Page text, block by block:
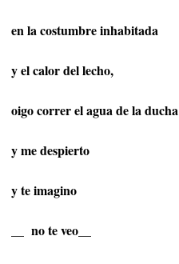
en la costumbre inhabitada
y el calor del lecho,
oigo correr el agua de la ducha
y me despierto
y te imagino
no te veo__